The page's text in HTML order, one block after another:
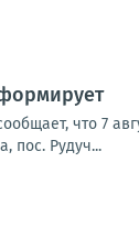
что 7
пос. Рудуч...